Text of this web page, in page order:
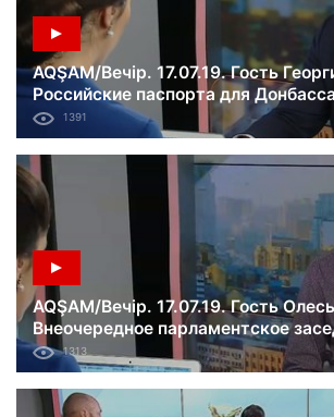
AQŞAM/Вечір. 17.07.19. Гость
Российские паспорта для
над украинскими моряками; ложь
1391
AQŞAM/Вечір. 17.07.19. Гость
Внеочередное парламентское
пройдет в новую Раду;
рассылка.
1313